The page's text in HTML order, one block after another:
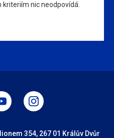
nic neodpovídá.
354, 267 01 Králův Dvůr